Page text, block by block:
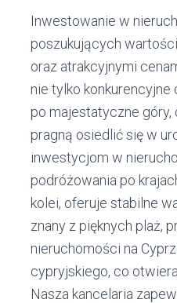
Inwestowanie w
poszukujących
oraz atrakcyjnymi
nie tylko
po majestatyczne
pragną osiedlić się w
inwestycjom w
podróżowania po
kolei, oferuje stabilne
znany z pięknych plaż,
nieruchomości na
cypryjskiego, co
Nasza kancelaria